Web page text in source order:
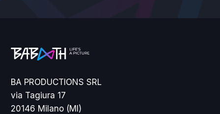
BA PRODUCTIONS SRL
via Tagiura 17
20146 Milano (MI)